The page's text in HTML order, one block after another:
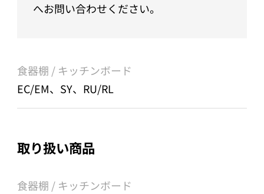
へお問い合わせください。
食器棚 / キッチンボード
EC/EM、SY、RU/RL
取り扱い商品
食器棚 / キッチンボード